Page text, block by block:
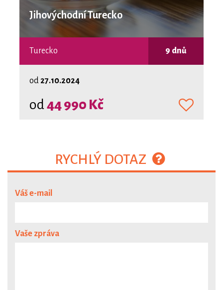
Jihovýchodní Turecko
Turecko 9 dnů
od 27.10.2024
od44 990 Kč
RYCHLÝ DOTAZ
Váš e-mail
Vaše zpráva